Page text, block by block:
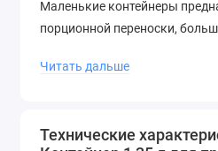
Маленькие контейнеры
порционной переноски,
+70°С.
Читать дальше
Технические